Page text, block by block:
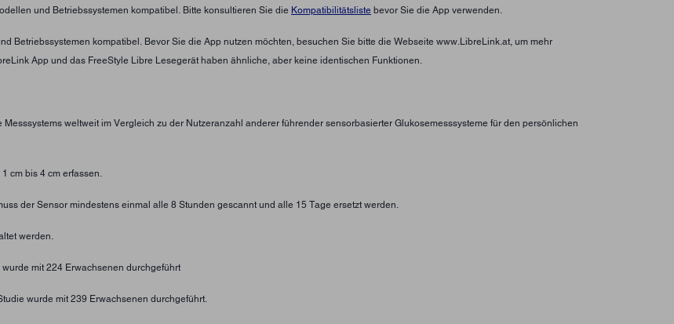
und Betriebssystemen kompatibel. Bitte konsultieren Sie die Kompatibilitätsliste bevor Sie die App verwenden.
Betriebssystemen kompatibel. Bevor Sie die App nutzen möchten, besuchen Sie bitte die Webseite www.LibreLink.at, um mehr
App und das FreeStyle Libre Lesegerät haben ähnliche, aber keine identischen Funktionen.
weltweit im Vergleich zu der Nutzeranzahl anderer führender sensorbasierter Glukosemesssysteme für den persönlichen
cm bis 4 cm erfassen.
der Sensor mindestens einmal alle 8 Stunden gescannt und alle 15 Tage ersetzt werden.
werden.
mit 224 Erwachsenen durchgeführt
wurde mit 239 Erwachsenen durchgeführt.